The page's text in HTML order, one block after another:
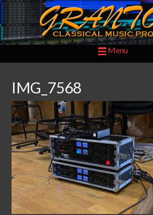
Menu
IMG_7568